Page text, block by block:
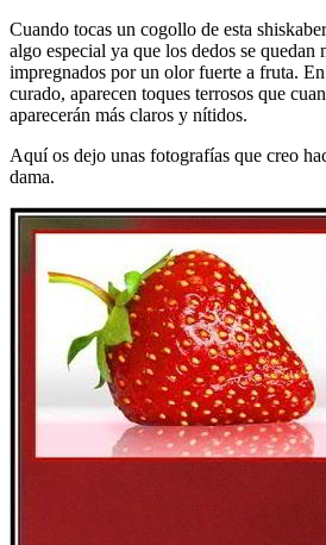
Cuando tocas un cogollo de esta
algo especial ya que los dedos se quedan
impregnados por un olor fuerte a fruta.
curado, aparecen toques terrosos que
aparecerán más claros y nítidos.
Aquí os dejo unas fotografías que creo
dama.